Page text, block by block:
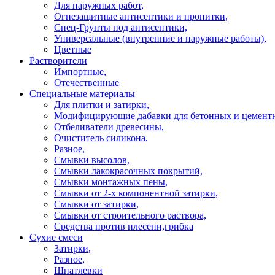
Для наружных работ,
Огнезащитные антисептики и пропитки,
Спец-Грунты под антисептики,
Универсальные (внутренние и наружные работы),
Цветные
Растворители
Импортные,
Отечественные
Специальные материалы
Для плитки и затирки,
Модифицирующие дабавки для бетонных и
Отбеливатели древесины,
Очиститель силикона,
Разное,
Смывки высолов,
Смывки лакокрасочных покрытий,
Смывки монтажных пены,
Смывки от 2-х компонентной затирки,
Смывки от затирки,
Смывки от строительного раствора,
Средства против плесени,грибка
Сухие смеси
Затирки,
Разное,
Шпатлевки